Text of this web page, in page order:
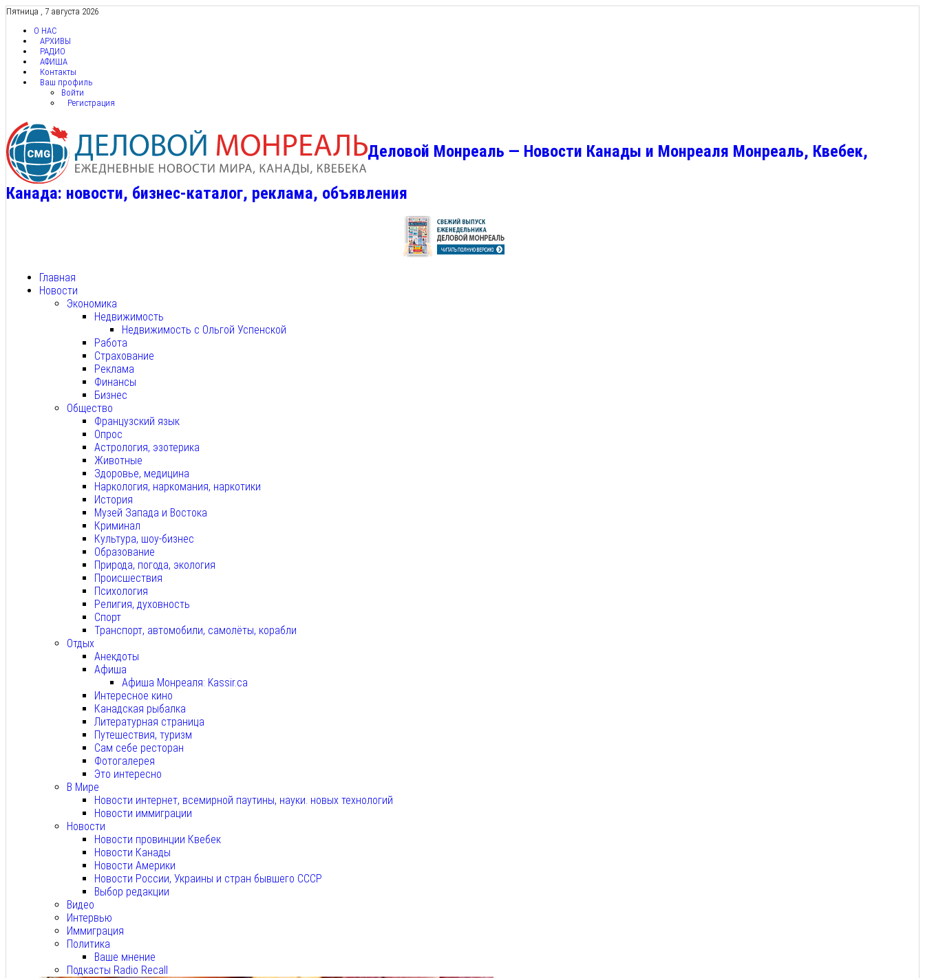
Пятница , 7 августа 2026
О НАС
АРХИВЫ
РАДИО
АФИША
Контакты
Ваш профиль
Войти
Регистрация
Деловой Монреаль — Новости Канады и Монреаля Монреаль, Квебек,
Канада: новости, бизнес-каталог, реклама, объявления
Главная
Новости
Экономика
Недвижимость
Недвижимость с Ольгой Успенской
Работа
Страхование
Реклама
Финансы
Бизнес
Общество
Французский язык
Опрос
Астрология, эзотерика
Животные
Здоровье, медицина
Наркология, наркомания, наркотики
История
Музей Запада и Востока
Криминал
Культура, шоу-бизнес
Образование
Природа, погода, экология
Происшествия
Психология
Религия, духовность
Спорт
Транспорт, автомобили, самолёты, корабли
Отдых
Анекдоты
Афиша
Афиша Монреаля: Kassir.ca
Интересное кино
Канадская рыбалка
Литературная страница
Путешествия, туризм
Сам себе ресторан
Фотогалерея
Это интересно
В Мире
Новости интернет, всемирной паутины, науки. новых технологий
Новости иммиграции
Новости
Новости провинции Квебек
Новости Канады
Новости Америки
Новости России, Украины и стран бывшего СССР
Выбор редакции
Видео
Интервью
Иммиграция
Политика
Ваше мнение
Подкасты Radio Recall